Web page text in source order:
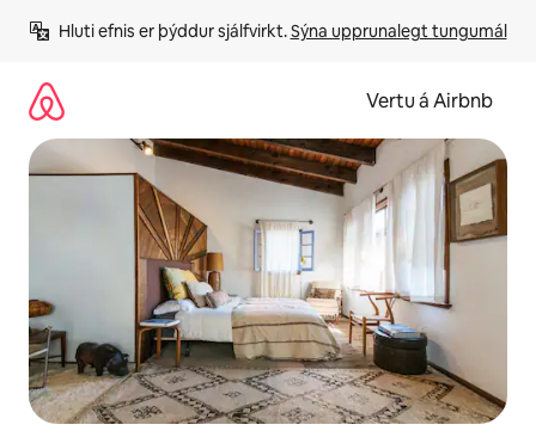
beint
Hluti efnis er þýddur sjálfvirkt. Sýna upprunalegt tungumál
Vertu á Airbnb